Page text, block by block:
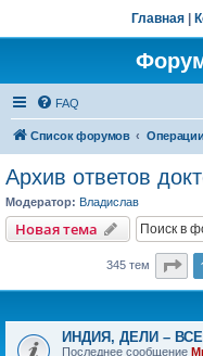
Главная
FAQ
Список форумов
Архив ответов
Модератор: Владислав
Новая тема
345 тем
ИНДИЯ, ДЕЛИ –
Последнее сообщение